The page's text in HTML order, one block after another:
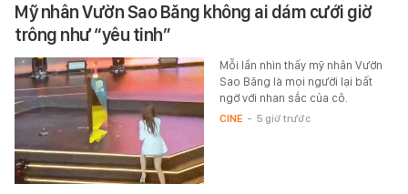
Mỹ nhân Vườn Sao Băng không ai dám cưới giờ
trông như “yêu tinh”
Mỗi lần nhìn thấy mỹ nhân Vườn
Sao Băng là mọi người lại bất
ngờ với nhan sắc của cô.
CINE - 5 giờ trước